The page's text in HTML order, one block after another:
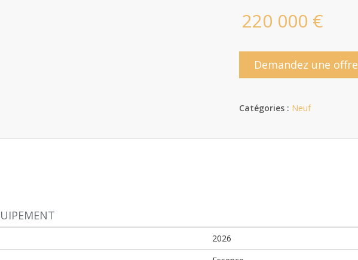
220 000 €
Demandez une offre
Catégories : Neuf
2026